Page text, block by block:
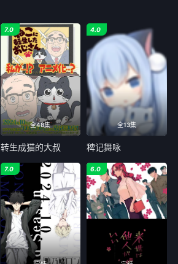
全48集
7.0
转生成猫的大叔
全13集
4.0
稗记舞咏
7.0 6.0